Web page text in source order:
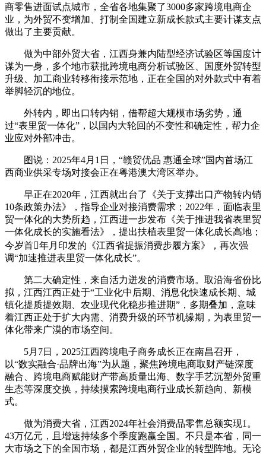
商零售进面试点城市，全省各地集聚了3000多家跨境电商企
业，为外贸不变增加、打制全国建立新成长款式主要计谋支点
做出了主要贡献。
做为中部外贸大省，江西身兼内陆型经济试验区等国度计
谋为一身，多个地市获批跨境电商分析试验区、国度外贸转型
升级、加工商业转移衔接示范地，正在全国的对外款式中有着
举脚轻沉的地位。
外转内，即出口转内销，借帮超大规模市场劣势，通
过“表里贸一体化”，以国内大轮回的不变性和确定性，帮力企
业应对外部冲击。
图说：2025年4月1日，“赣贸优品 惠通全球”国内首场江
西商业供采专场对接会正在粤港澳大湾区举办。
早正在2020年，江西就出台了《关于支撑出口产物转内销
10条政策办法》，指导企业对接消费需求；2022年，面临表里
贸一体化的大势所趋，江西进一步发布《关于推进我省表里贸
一体化成长的实施看法》，提出扶植表里贸一体化成长高地；
今岁首年月印发的《江西省提振消费步履方案》，再次强
调“加速推进表里贸一体化成长”。
第二大确定性，来自活力迸发的消费市场。取沿海省份比
拟，江西江西正处于“工业化中后期、消息化快速成长期、城
镇化提质提效期、农业现代化稳步推进期”，多期叠加，意味
着江西正处于扩大内需、消费升级的环节机缘期，为表里贸一
体化带来广漠的市场空间。
5月7日，2025江西跨境电子商务成长正在南昌召开，
以“数实融合·品牌出海”为从题，聚焦跨境电商取财产链深度
融合、跨境电商赋能财产带高质量出海、数字手艺沉塑外贸重
生态等深度交换，持续摸索跨境电商行业成长新趋向、新模
式。
做为消费大省，江西2024年社会消费品零售总额实现1。
43万亿元，且增速持续多个季度跑赢全国。不只是本省，同一
大市场之下的全国市场，都是江西外贸企业的转型阵地。无论